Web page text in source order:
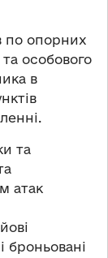
по опорних
особового
в
та
атак
броньовані